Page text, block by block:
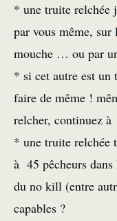
* une truite relchée
par vous même, sur
mouche … ou par
* si cet autre est un
faire de même !
relcher, continuez
* une truite relchée
à 45 pêcheurs
du no kill (entre
capables ?